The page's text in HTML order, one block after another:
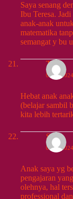
Saya senang
Ibu Teresa.
anak-anak
matematika
semangat y bu
Tita
09/24/
Hebat anak
(belajar sambil
kita lebih
Susy
09/25/
Anak saya yg
pengajaran
olehnya, hal
professional